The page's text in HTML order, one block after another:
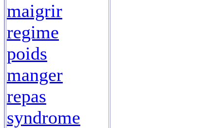
maigrir
regime
poids
manger
repas
syndrome